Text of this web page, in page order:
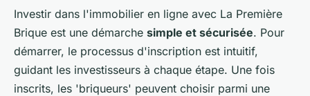
Investir dans l'immobilier en ligne avec La Première
Brique est une démarche simple et sécurisée. Pour
démarrer, le processus d'inscription est intuitif,
guidant les investisseurs à chaque étape. Une fois
inscrits, les 'briqueurs' peuvent choisir parmi une